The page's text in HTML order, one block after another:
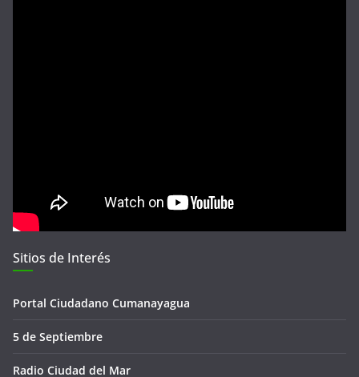
Sitios de Interés
Portal Ciudadano Cumanayagua
5 de Septiembre
Radio Ciudad del Mar